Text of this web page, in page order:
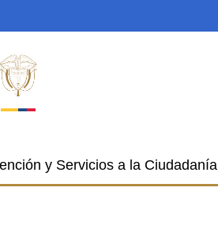
y Servicios a la Ciudadanía